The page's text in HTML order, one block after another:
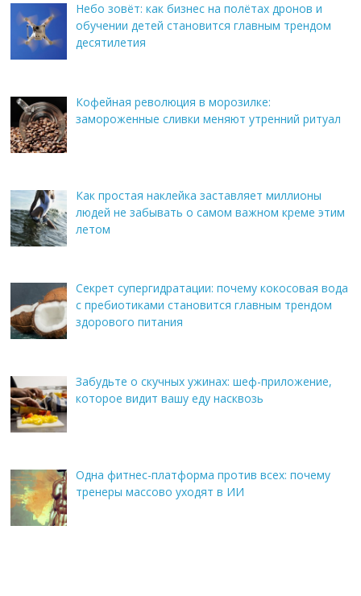
Небо зовёт: как бизнес на полётах дронов и
обучении детей становится главным трендом
десятилетия
Кофейная революция в морозилке:
замороженные сливки меняют утренний ритуал
Как простая наклейка заставляет миллионы
людей не забывать о самом важном креме этим
летом
Секрет супергидратации: почему кокосовая вода
с пребиотиками становится главным трендом
здорового питания
Забудьте о скучных ужинах: шеф-приложение,
которое видит вашу еду насквозь
Одна фитнес-платформа против всех: почему
тренеры массово уходят в ИИ